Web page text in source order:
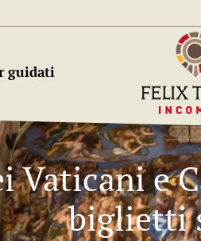
guidati
Vaticani e
biglietti